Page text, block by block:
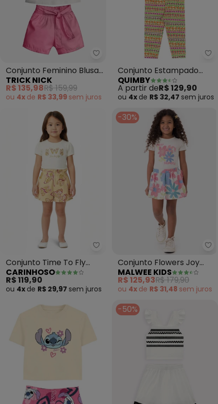
Trick Nick - Conjunto Feminino
Conjunto Feminino Blusa
com Shorts (Bege)
TRICK NICK
R$ 135,98R$ 159,99
ou 4x de R$ 33,99 sem juros
Conjunto Estampado
Blusa Calça Legging
(Bege)
QUIMBY
A partir deR$ 129,90
ou 4x de R$ 32,47 sem juros
Carinhoso - Conjunto Time To
Conjunto Time To Fly
com Lantejoulas (Off
White)
CARINHOSO
R$ 119,90
ou 4x de R$ 29,97 sem juros
-30%
Conjunto Flowers Joy
(Off White)
MALWEE KIDS
R$ 125,93R$ 179,90
ou 4x de R$ 31,48 sem juros
-50%